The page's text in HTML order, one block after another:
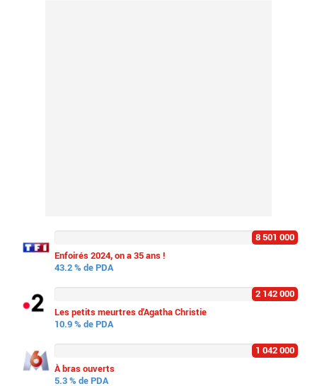
Enfoirés 2024, on a 35 ans !
43.2 % de PDA
8 501 000
Les petits meurtres d'Agatha Christie
10.9 % de PDA
2 142 000
À bras ouverts
5.3 % de PDA
1 042 000